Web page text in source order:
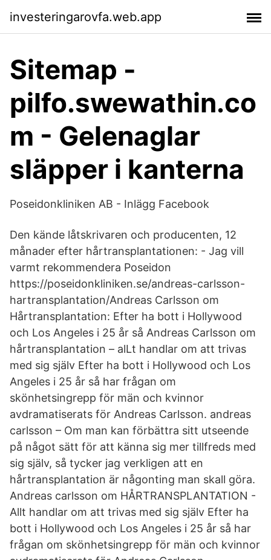
investeringarovfa.web.app
Sitemap -
pilfo.swewathin.co
m - Gelenaglar
släpper i kanterna
Poseidonkliniken AB - Inlägg Facebook
Den kände låtskrivaren och producenten, 12
månader efter hårtransplantationen: - Jag vill
varmt rekommendera Poseidon
https://poseidonkliniken.se/andreas-carlsson-
hartransplantation/Andreas Carlsson om
Hårtransplantation: Efter ha bott i Hollywood
och Los Angeles i 25 år så Andreas Carlsson om
hårtransplantation – alLt handlar om att trivas
med sig själv Efter ha bott i Hollywood och Los
Angeles i 25 år så har frågan om
skönhetsingrepp för män och kvinnor
avdramatiserats för Andreas Carlsson. andreas
carlsson – Om man kan förbättra sitt utseende
på något sätt för att känna sig mer tillfreds med
sig själv, så tycker jag verkligen att en
hårtransplantation är någonting man skall göra.
Andreas carlsson om HÅRTRANSPLANTATION -
Allt handlar om att trivas med sig själv Efter ha
bott i Hollywood och Los Angeles i 25 år så har
frågan om skönhetsingrepp för män och kvinnor